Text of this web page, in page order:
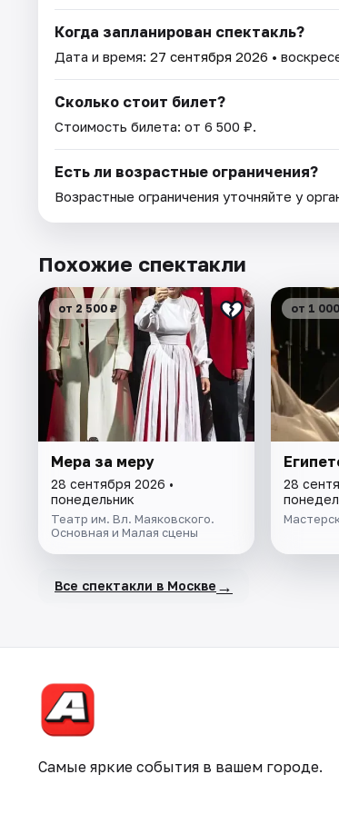
Когда запланирован спектакль?
Дата и время: 27 сентября 2026 •
Сколько стоит билет?
Стоимость билета: от 6 500 ₽.
Есть ли возрастные ограничения?
Возрастные ограничения уточняйте у
Похожие спектакли
от 2 500 ₽
Мера за меру
28 сентября 2026 •
понедельник
Театр им. Вл. Маяковского.
Основная и Малая сцены
от 1
28
Все спектакли в Москве →
Самые яркие события в вашем городе.